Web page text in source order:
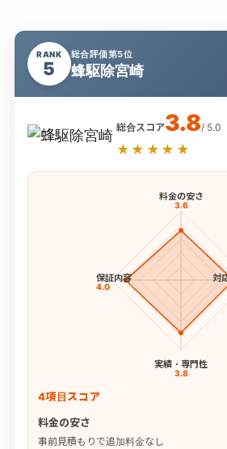
RANK
5
総合評価第5位
蜂駆除宮崎
総合スコア3.8/ 5.0
★★★★★
料金の安さ
3.6
対
実績・専門性
3.8
保証内容
4.0
4項目スコア
料金の安さ
事前見積もりで追加料金なし